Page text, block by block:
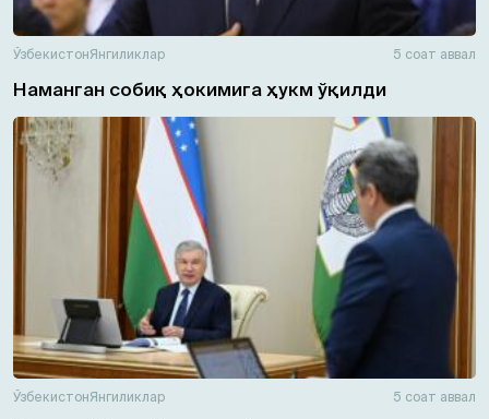
ЎзбекистонЯнгиликлар 5 соат аввал
Наманган собиқ ҳокимига ҳукм ўқилди
ЎзбекистонЯнгиликлар 5 соат аввал